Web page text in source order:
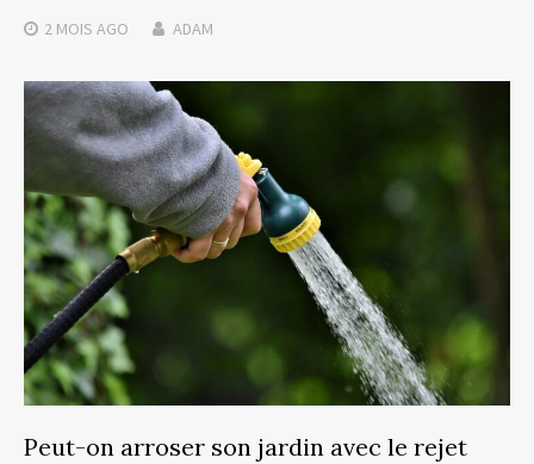
2 MOIS AGO ADAM
Peut-on arroser son jardin avec le rejet